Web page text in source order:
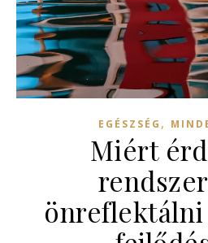
EGÉSZSÉG ,
Miért
önreflektálni